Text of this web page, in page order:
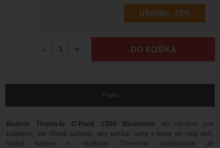
Ušetríte: -25%
- + DO KOŠÍKA
Popis
Batérie Therm-Ic C-Pack 1300 Bluetooth sú ideálne pre
každého, kto hľadá spôsob, ako udržať nohy v teple po celý deň.
Výdrž batérie s vložkami Therm-Ic predstavuje až